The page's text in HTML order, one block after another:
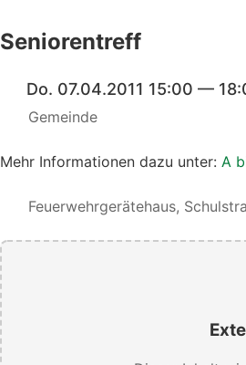
Seniorentreff
Do. 07.04.2011 15:00 —
Gemeinde
Mehr Informationen dazu unter: A
Feuerwehrgerätehaus,